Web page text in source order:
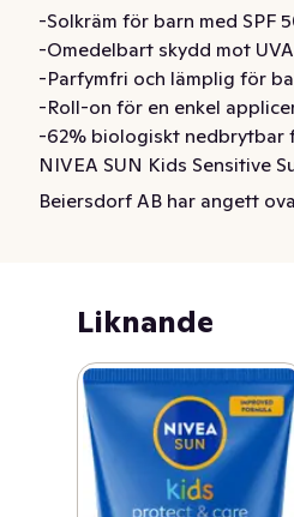
-Solkräm för barn med SPF
-Omedelbart skydd mot
-Parfymfri och lämplig för
-Roll-on för en enkel
-62% biologiskt nedbrytbar
NIVEA SUN Kids Sensitive
solkräm i roll-on format med
ekologisk kamomill.
långvariga hudskador. Den
formulan är parfymfri och
solskydd för barn är
godkänd av barnläkare.
Respect-formula är 62%
från UV-filtren Octinoxate,
Octocrylene. Roll-On
Beiersdorf AB har angett
Liknande